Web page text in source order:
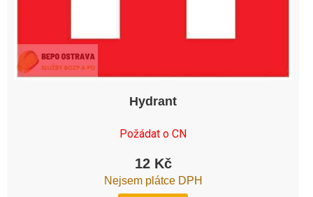
Hydrant
Požádat o CN
12 Kč
Nejsem plátce DPH